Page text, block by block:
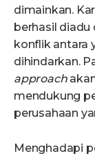
dimainkan.
berhasil diadu
konflik antara
dihindarkan.
approach
mendukung
perusahaan
Menghadapi